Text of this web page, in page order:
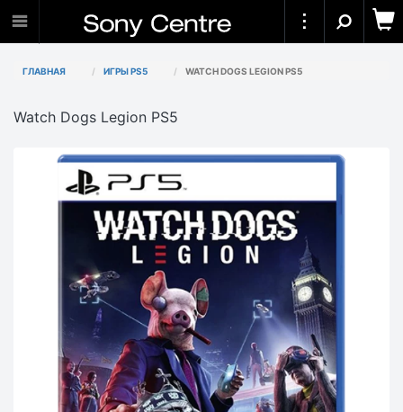
ГЛАВНАЯ ИГРЫ PS5 WATCH DOGS LEGION PS5
Watch Dogs Legion PS5